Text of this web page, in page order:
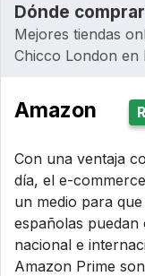
Dónde comprar
Mejores tiendas
Chicco London en
Amazon
Con una ventaja
día, el e-
un medio para
españolas
nacional e
Amazon Prime